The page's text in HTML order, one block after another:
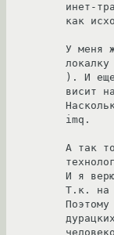
инет-
как
У меня
). И еще
висит
imq.
А так
И я
Т.к. на